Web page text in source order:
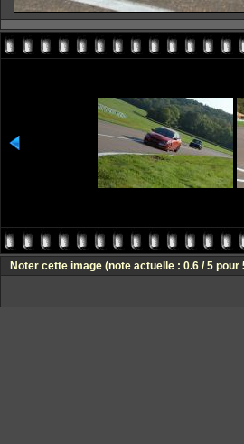
Noter cette image (note actuelle : 0.6 / 5 pour